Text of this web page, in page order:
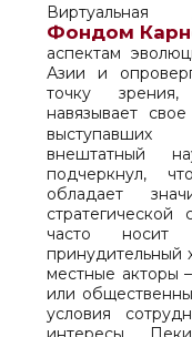
Виртуальная
Фондом
аспектам
Азии и
точку
навязывает
внештатный
подчеркнул,
обладает
часто носит
принудительный
местные акторы
или
условия